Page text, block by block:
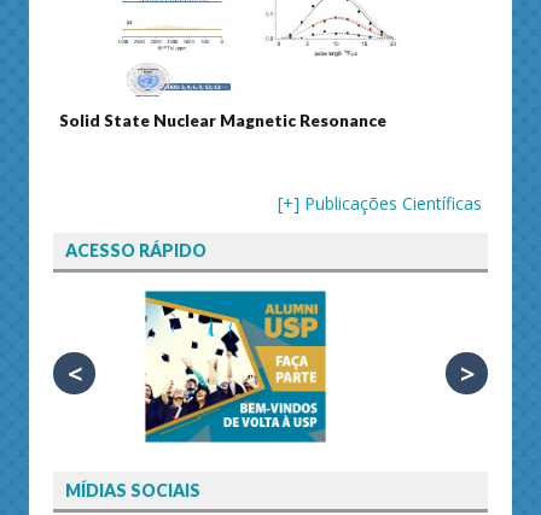
Solid State Nuclear Magnetic Resonance
[+] Publicações Científicas
ACESSO RÁPIDO
< >
MÍDIAS SOCIAIS